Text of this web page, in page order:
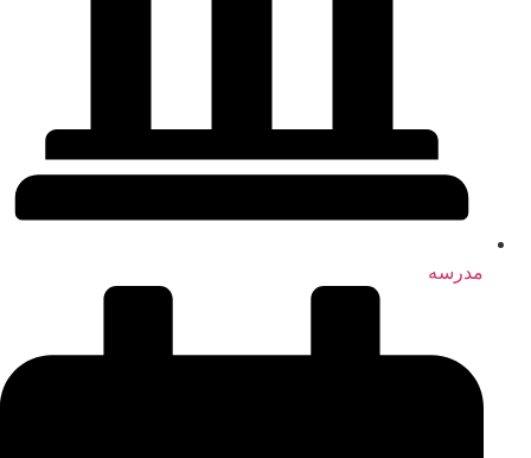
مدرسه